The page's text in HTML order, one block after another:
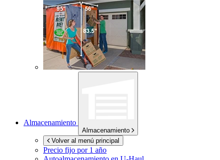
Almacenamiento
Almacenamiento
Volver al menú principal
Precio fijo por 1 año